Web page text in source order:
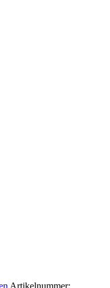
Artikelnummer: